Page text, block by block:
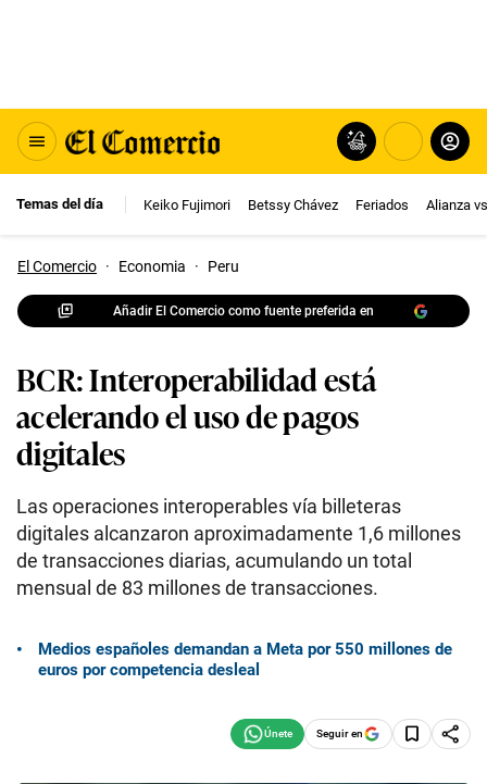
Temas del día Keiko Fujimori Betssy Chávez Feriados Alianza
El Comercio · Economia · Peru
Añadir El Comercio como fuente preferida en
BCR: Interoperabilidad está
acelerando el uso de pagos
digitales
Las operaciones interoperables vía billeteras
digitales alcanzaron aproximadamente 1,6 millones
de transacciones diarias, acumulando un total
mensual de 83 millones de transacciones.
Medios españoles demandan a Meta por 550 millones de
euros por competencia desleal
Seguir en